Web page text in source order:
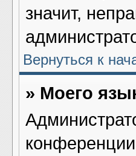
значит,
Вернуться к
» Моего